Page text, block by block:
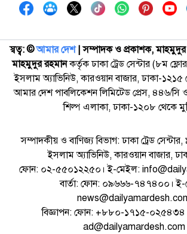
স্বত্ব: ©️আমার দেশ| সম্পাদক ও প্রকাশক,
মাহমুদুর রহমানকর্তৃক ঢাকা ট্রেড সেন্টার (৮ম
ইসলাম অ্যাভিনিউ, কারওয়ান বাজার, ঢাকা-১২১৫
আমার দেশ পাবলিকেশন লিমিটেড প্রেস, ৪৪৬/
শিল্প এলাকা, ঢাকা-১২০৮ থেকে
সম্পাদকীয় ও বাণিজ্য বিভাগ: ঢাকা ট্রেড
ইসলাম অ্যাভিনিউ, কারওয়ান বাজার,
ফোন: ০২-৫৫০১২২৫০। ই-মেইল:
বার্তা: ফোন: ০৯৬৬৬-৭৪৭৪০০।
বিজ্ঞাপন: ফোন: +৮৮০-১৭১৫-০২৫৪৩৪
ad@dailyamardesh.com